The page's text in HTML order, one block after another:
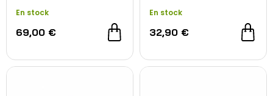
En stock
69,00 €
En stock
32,90 €